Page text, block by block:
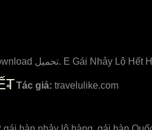
Tác giả: travelulike.com